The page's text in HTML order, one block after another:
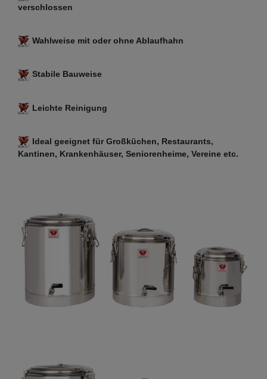
verschlossen
Wahlweise mit oder ohne Ablaufhahn
Stabile Bauweise
Leichte Reinigung
Ideal geeignet für Großküchen, Restaurants,
Kantinen, Krankenhäuser, Seniorenheime, Vereine etc.